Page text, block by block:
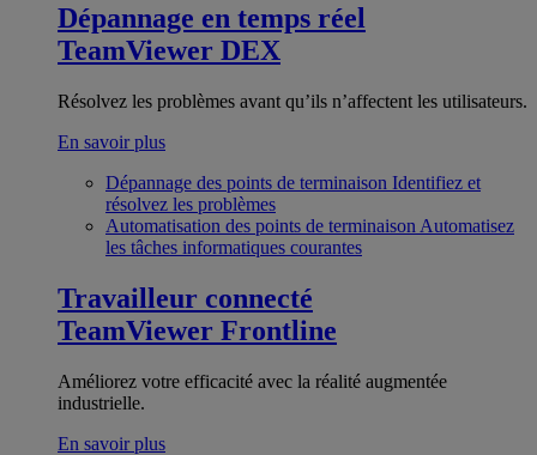
Dépannage en temps réel
TeamViewer DEX
Résolvez les problèmes avant qu’ils n’affectent les utilisateurs.
En savoir plus
Dépannage des points de terminaison Identifiez et
résolvez les problèmes
Automatisation des points de terminaison Automatisez
les tâches informatiques courantes
Travailleur connecté
TeamViewer Frontline
Améliorez votre efficacité avec la réalité augmentée
industrielle.
En savoir plus